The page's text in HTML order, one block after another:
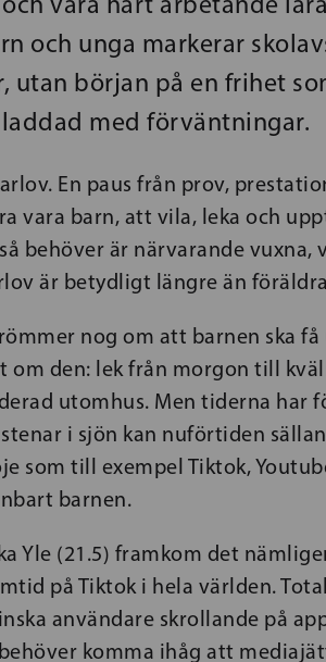
och unga markerar
utan början på en frihet
med förväntningar.
En paus från prov,
vara barn, att vila, leka och
behöver är närvarande
är betydligt längre än
nog om att barnen ska få
om den: lek från morgon till
utomhus. Men tiderna har
i sjön kan nuförtiden
som till exempel Tiktok,
barnen.
Yle (21.5) framkom det
på Tiktok i hela världen.
användare skrollande på
komma ihåg att